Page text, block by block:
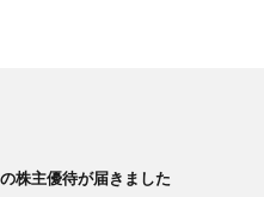
株主優待が届きました